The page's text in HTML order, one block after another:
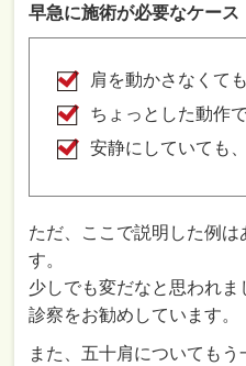
早急に施術が必要なケース
肩を動かさなくて
ちょっとした動作
安静にしていても
ただ、ここで説明した例は
す。
少しでも変だなと思われ
診察をお勧めしています。
また、五十肩についても